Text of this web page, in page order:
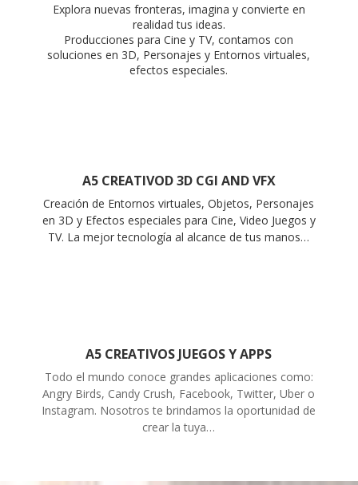
Explora nuevas fronteras, imagina y convierte en
realidad tus ideas.
Producciones para Cine y TV, contamos con
soluciones en 3D, Personajes y Entornos virtuales,
efectos especiales.
A5 CREATIVOD 3D CGI AND VFX
Creación de Entornos virtuales, Objetos, Personajes
en 3D y Efectos especiales para Cine, Video Juegos y
TV. La mejor tecnología al alcance de tus manos…
A5 CREATIVOS JUEGOS Y APPS
Todo el mundo conoce grandes aplicaciones como:
Angry Birds, Candy Crush, Facebook, Twitter, Uber o
Instagram. Nosotros te brindamos la oportunidad de
crear la tuya…